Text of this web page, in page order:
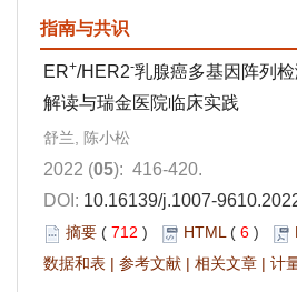
指南与共识
ER+/HER2-乳腺癌多基因阵列
解读与瑞金医院临床实践
舒兰, 陈小松
2022 (05): 416-420.
DOI: 10.16139/j.1007-
摘要 ( 712 ) HTML( 6 )
数据和表 | 参考文献 | 相关文章 | 计